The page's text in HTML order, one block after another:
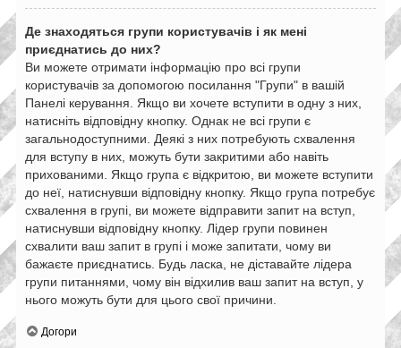
Де знаходяться групи користувачів і як мені
приєднатись до них?
Ви можете отримати інформацію про всі групи
користувачів за допомогою посилання "Групи" в вашій
Панелі керування. Якщо ви хочете вступити в одну з них,
натисніть відповідну кнопку. Однак не всі групи є
загальнодоступними. Деякі з них потребують схвалення
для вступу в них, можуть бути закритими або навіть
прихованими. Якщо група є відкритою, ви можете вступити
до неї, натиснувши відповідну кнопку. Якщо група потребує
схвалення в групі, ви можете відправити запит на вступ,
натиснувши відповідну кнопку. Лідер групи повинен
схвалити ваш запит в групі і може запитати, чому ви
бажаєте приєднатись. Будь ласка, не діставайте лідера
групи питаннями, чому він відхилив ваш запит на вступ, у
нього можуть бути для цього свої причини.
Догори